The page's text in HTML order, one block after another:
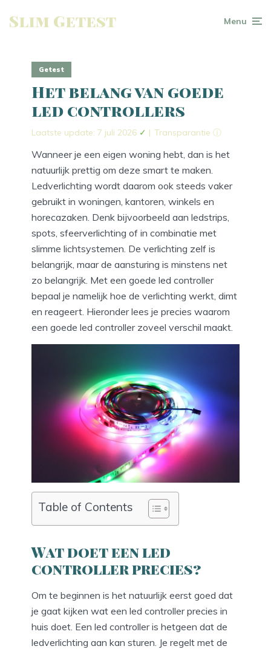
Slim Getest Menu
Getest
Het belang van goede
led controllers
Laatste update: 7 juli 2026 ✓ | Transparantie ⓘ
Wanneer je een eigen woning hebt, dan is het
natuurlijk prettig om deze smart te maken.
Ledverlichting wordt daarom ook steeds vaker
gebruikt in woningen, kantoren, winkels en
horecazaken. Denk bijvoorbeeld aan ledstrips,
spots, sfeerverlichting of in combinatie met
slimme lichtsystemen. De verlichting zelf is
belangrijk, maar de aansturing is minstens net
zo belangrijk. Met een goede led controller
bepaal je namelijk hoe de verlichting werkt, dimt
en reageert. Hieronder lees je precies waarom
een goede led controller zoveel verschil maakt.
Table of Contents
Wat doet een led
controller precies?
Om te beginnen is het natuurlijk eerst goed dat
je gaat kijken wat een led controller precies in
huis doet. Een led controller is hetgeen dat de
ledverlichting aan kan sturen. Je regelt met de